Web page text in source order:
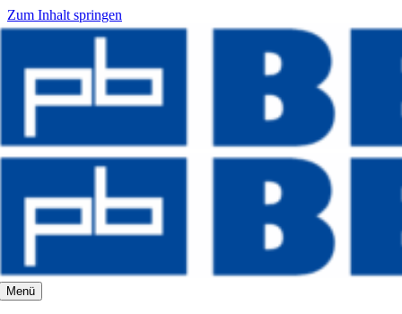
Zum Inhalt springen
Menü